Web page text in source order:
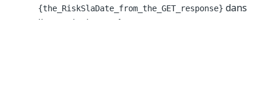
{the_RiskSlaDate_from_the_GET_response} dans
l'exemple de requête